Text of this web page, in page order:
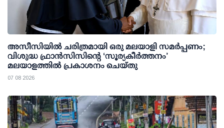
അസീസിയിൽ ചരിത്രമായി ഒരു മലയാളി സമർപ്പണം;
വിശുദ്ധ ഫ്രാൻസിസിന്റെ ‘സൂര്യകീർത്തനം’
മലയാളത്തിൽ പ്രകാശനം ചെയ്തു
07 08 2026